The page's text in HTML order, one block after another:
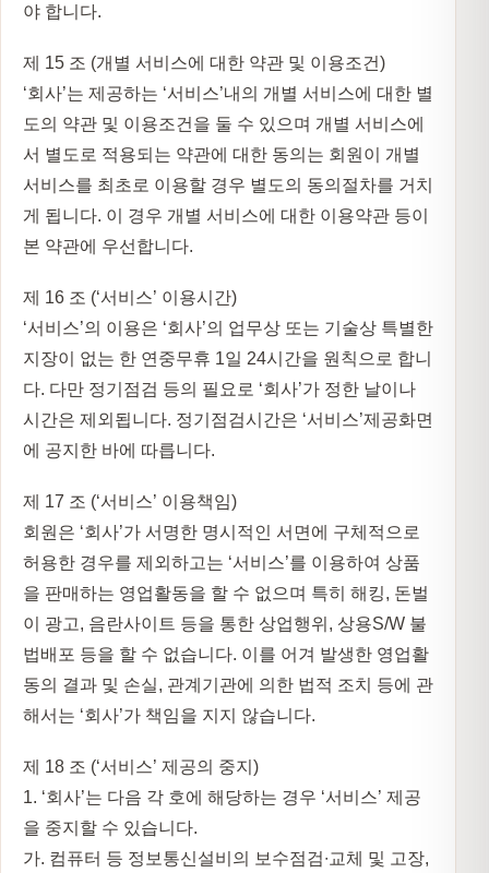
야 합니다.
제 15 조 (개별 서비스에 대한 약관 및 이용조건)
‘회사’는 제공하는 ‘서비스’내의 개별 서비스에 대한 별
도의 약관 및 이용조건을 둘 수 있으며 개별 서비스에
서 별도로 적용되는 약관에 대한 동의는 회원이 개별
서비스를 최초로 이용할 경우 별도의 동의절차를 거치
게 됩니다. 이 경우 개별 서비스에 대한 이용약관 등이
본 약관에 우선합니다.
제 16 조 (‘서비스’ 이용시간)
‘서비스’의 이용은 ‘회사’의 업무상 또는 기술상 특별한
지장이 없는 한 연중무휴 1일 24시간을 원칙으로 합니
다. 다만 정기점검 등의 필요로 ‘회사’가 정한 날이나
시간은 제외됩니다. 정기점검시간은 ‘서비스’제공화면
에 공지한 바에 따릅니다.
제 17 조 (‘서비스’ 이용책임)
회원은 ‘회사’가 서명한 명시적인 서면에 구체적으로
허용한 경우를 제외하고는 ‘서비스’를 이용하여 상품
을 판매하는 영업활동을 할 수 없으며 특히 해킹, 돈벌
이 광고, 음란사이트 등을 통한 상업행위, 상용S/W 불
법배포 등을 할 수 없습니다. 이를 어겨 발생한 영업활
동의 결과 및 손실, 관계기관에 의한 법적 조치 등에 관
해서는 ‘회사’가 책임을 지지 않습니다.
제 18 조 (‘서비스’ 제공의 중지)
1. ‘회사’는 다음 각 호에 해당하는 경우 ‘서비스’ 제공
을 중지할 수 있습니다.
가. 컴퓨터 등 정보통신설비의 보수점검∙교체 및 고장,